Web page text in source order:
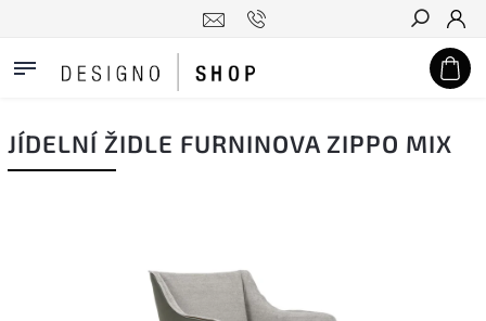
Hledat
JÍDELNÍ ŽIDLE FURNINOVA ZIPPO MIX